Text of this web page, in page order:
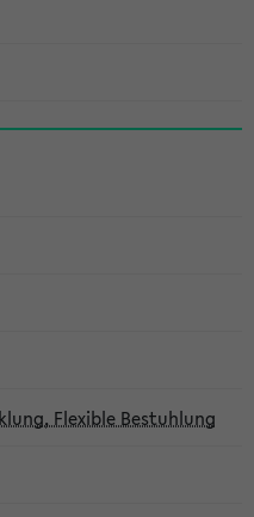
Flexible Bestuhlung